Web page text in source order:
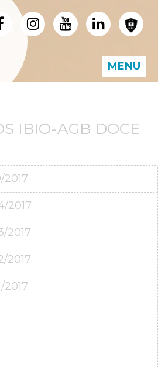
MENU
IBIO-AGB DOCE
2017
2017
2017
2017
2017